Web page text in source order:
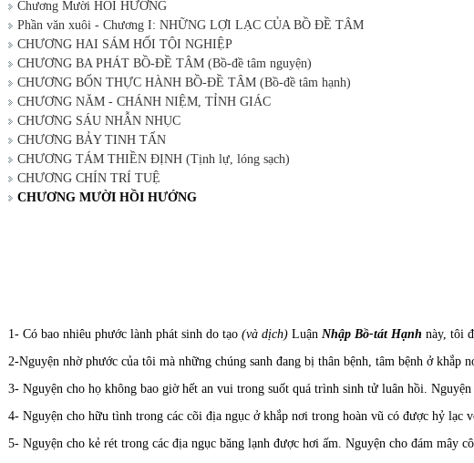
Chương Mười HỒI HƯỚNG
Phần văn xuôi - Chương I: NHỮNG LỢI LẠC CỦA BỒ ĐỀ TÂM
CHƯƠNG HAI SÁM HỐI TỘI NGHIỆP
CHƯƠNG BA PHÁT BỒ-ĐỀ TÂM (Bồ-đề tâm nguyện)
CHƯƠNG BỐN THỰC HÀNH BỒ-ĐỀ TÂM (Bồ-đề tâm hạnh)
CHƯƠNG NĂM - CHÁNH NIỆM, TỈNH GIÁC
CHƯƠNG SÁU NHẪN NHỤC
CHƯƠNG BẢY TINH TẤN
CHƯƠNG TÁM THIỀN ĐỊNH (Tịnh lự, lóng sạch)
CHƯƠNG CHÍN TRÍ TUỆ
CHƯƠNG MƯỜI HỒI HƯỚNG
1- Có bao nhiêu phước lành phát sinh do tạo (và dịch) Luận Nhập Bồ-tát Hạnh này, tôi
2-Nguyện nhờ phước của tôi mà những chúng sanh đang bị thân bệnh, tâm bệnh ở khắp
3- Nguyện cho họ không bao giờ hết an vui trong suốt quá trình sinh tử luân hồi.
4- Nguyện cho hữu tình trong các cõi địa ngục ở khắp nơi trong hoàn vũ có được hỷ lạc
5- Nguyện cho kẻ rét trong các địa ngục băng lạnh được hơi ấm. Nguyện cho đám